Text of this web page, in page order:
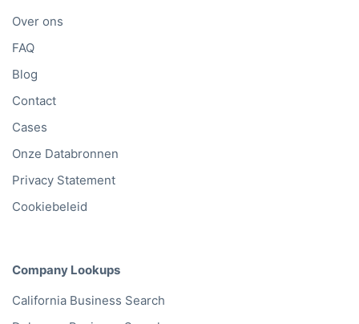
Over ons
FAQ
Blog
Contact
Cases
Onze Databronnen
Privacy Statement
Cookiebeleid
Company Lookups
California Business Search